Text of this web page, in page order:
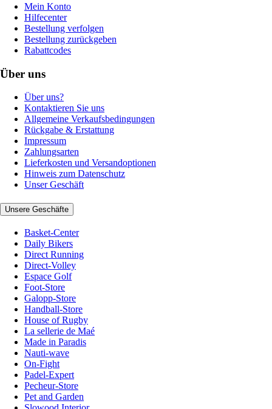
Mein Konto
Hilfecenter
Bestellung verfolgen
Bestellung zurückgeben
Rabattcodes
Über uns
Über uns?
Kontaktieren Sie uns
Allgemeine Verkaufsbedingungen
Rückgabe & Erstattung
Impressum
Zahlungsarten
Lieferkosten und Versandoptionen
Hinweis zum Datenschutz
Unser Geschäft
Unsere Geschäfte
Basket-Center
Daily Bikers
Direct Running
Direct-Volley
Espace Golf
Foot-Store
Galopp-Store
Handball-Store
House of Rugby
La sellerie de Maé
Made in Paradis
Nauti-wave
On-Fight
Padel-Expert
Pecheur-Store
Pet and Garden